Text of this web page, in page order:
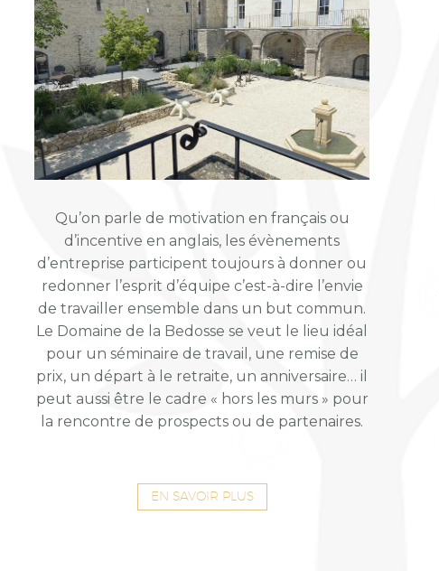
Qu’on parle de motivation en français ou
d’incentive en anglais, les évènements
d’entreprise participent toujours à donner ou
redonner l’esprit d’équipe c’est-à-dire l’envie
de travailler ensemble dans un but commun.
Le Domaine de la Bedosse se veut le lieu idéal
pour un séminaire de travail, une remise de
prix, un départ à le retraite, un anniversaire… il
peut aussi être le cadre « hors les murs » pour
la rencontre de prospects ou de partenaires.
EN SAVOIR PLUS